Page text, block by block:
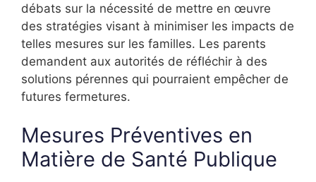
débats sur la nécessité de mettre en œuvre
des stratégies visant à minimiser les impacts de
telles mesures sur les familles. Les parents
demandent aux autorités de réfléchir à des
solutions pérennes qui pourraient empêcher de
futures fermetures.
Mesures Préventives en
Matière de Santé Publique